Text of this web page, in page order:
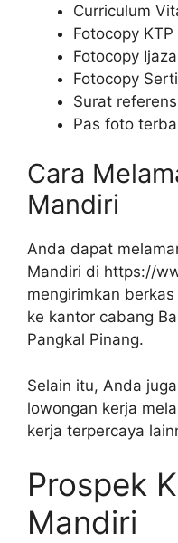
Curriculum
Fotocopy KTP
Fotocopy
Fotocopy
Surat
Pas foto
Cara
Mandiri
Anda dapat
Mandiri di https://
mengirimkan
ke kantor cabang
Pangkal Pinang.
Selain itu, Anda
lowongan kerja
kerja terpercaya
Prospek
Mandiri